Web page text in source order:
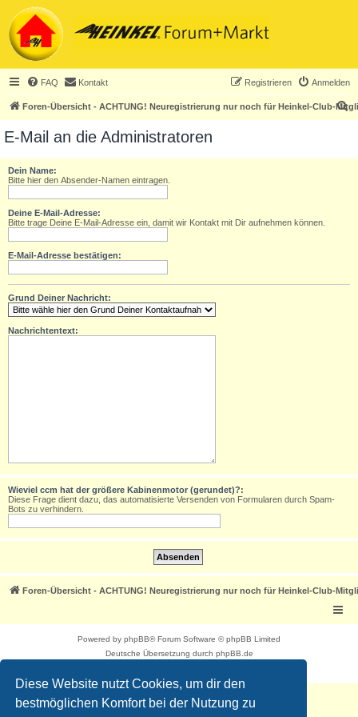
Diese Website nutzt Cookies, um dir den
bestmöglichen Komfort bei der Nutzung zu
FAQ Kontakt Anmelden
Registrieren
Foren-Übersicht - ACHTUNG! Neuregistrierung nur noch für Heinkel-Club-
S
E-Mail an die Administratoren
Dein Name:
Bitte hier den Absender-Namen eintragen.
Deine E-Mail-Adresse:
Bitte trage Deine E-Mail-Adresse ein, damit wir Kontakt mit Dir aufnehmen können.
E-Mail-Adresse bestätigen:
Grund Deiner Nachricht:
Nachrichtentext:
Wieviel ccm hat der größere Kabinenmotor (gerundet)?:
Diese Frage dient dazu, das automatisierte Versenden von Formularen durch Spam-
Bots zu verhindern.
Foren-Übersicht - ACHTUNG! Neuregistrierung nur noch für Heinkel-Club-
Powered by phpBB® Forum Software © phpBB Limited
Deutsche Übersetzung durch phpBB.de